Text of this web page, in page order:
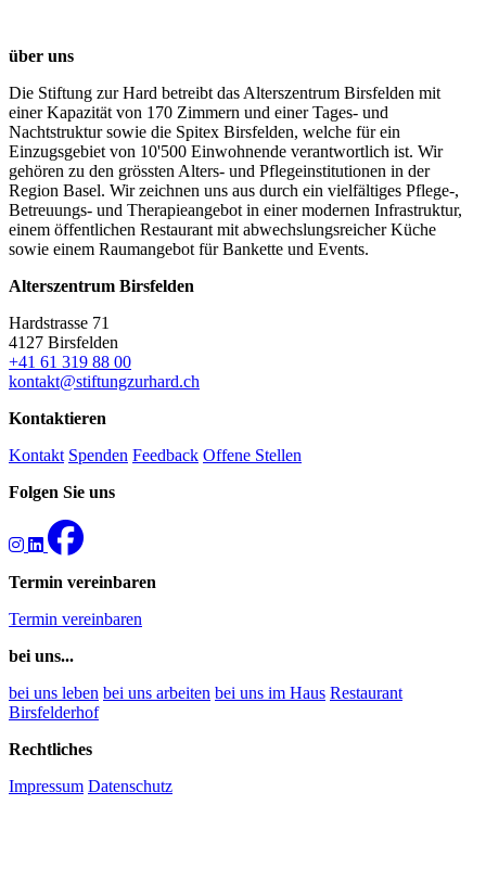
über uns
Die Stiftung zur Hard betreibt das Alterszentrum Birsfelden mit
einer Kapazität von 170 Zimmern und einer Tages- und
Nachtstruktur sowie die Spitex Birsfelden, welche für ein
Einzugsgebiet von 10'500 Einwohnende verantwortlich ist. Wir
gehören zu den grössten Alters- und Pflegeinstitutionen in der
Region Basel. Wir zeichnen uns aus durch ein vielfältiges Pflege-,
Betreuungs- und Therapieangebot in einer modernen Infrastruktur,
einem öffentlichen Restaurant mit abwechslungsreicher Küche
sowie einem Raumangebot für Bankette und Events.
Alterszentrum Birsfelden
Hardstrasse 71
4127 Birsfelden
+41 61 319 88 00
kontakt@stiftungzurhard.ch
Kontaktieren
Kontakt Spenden Feedback Offene Stellen
Folgen Sie uns
Termin vereinbaren
Termin vereinbaren
bei uns...
bei uns leben bei uns arbeiten bei uns im Haus Restaurant
Birsfelderhof
Rechtliches
Impressum Datenschutz